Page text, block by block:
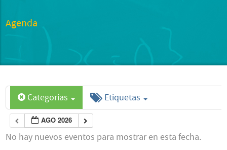
Agenda
Categorías Etiquetas
AGO 2026
No hay nuevos eventos para mostrar en esta fecha.